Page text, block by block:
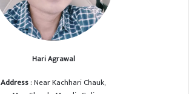
Hari Agrawal
Address: Near Kachhari Chauk,